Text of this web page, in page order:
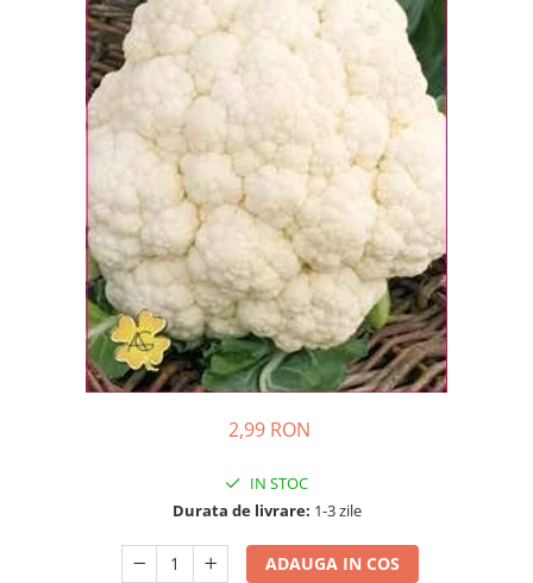
leustean
2,99 RON
IN STOC
Durata de livrare: 1-3 zile
ADAUGA IN COS